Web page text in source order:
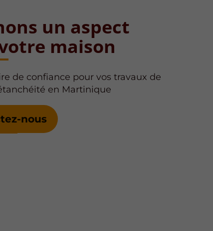
un aspect
maison
de confiance pour vos travaux de
en Martinique
nous